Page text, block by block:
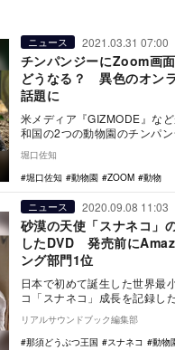
ニュース 2021.03.31 07:00
チンパンジーにZoom画
どうなる？ 異色のオン
話題に
米メディア『GIZMODE』な
和国の2つの動物園のチンパ
た。 …
堀口佐知
堀口佐知
動物園 ZOOM 動物
ニュース 2020.09.08 11:03
砂漠の天使「スナネコ」
したDVD 発売前に
ング部門1位
日本で初めて誕生した世界最
コ「スナネコ」成長を記録し
の天使 スナネコ成長日記』
マガジン…
リアルサウンドブック編集部
那須どうぶつ王国
スナネコ 動物